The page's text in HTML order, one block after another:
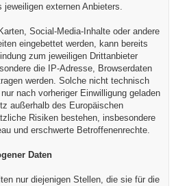
externen Anbieters.
Social-Media-Inhalte oder andere
eingebettet werden, kann bereits
zum jeweiligen Drittanbieter
die IP-Adresse, Browserdaten
werden. Solche nicht technisch
nach vorheriger Einwilligung geladen
außerhalb des Europäischen
Risiken bestehen, insbesondere
und erschwerte Betroffenenrechte.
Daten
nur diejenigen Stellen, die sie für die